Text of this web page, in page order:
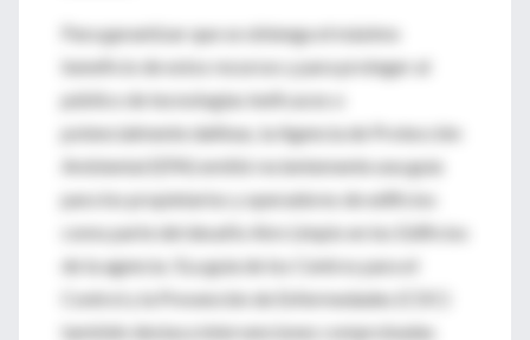
Para garantizar que se obtenga el máximo
beneficio de estos recursos y para proteger al
público de tecnologías ineficaces o
potencialmente dañinas, la Agencia de Protección
Ambiental (EPA) emitió recientemente una guía
para los propietarios y operadores de edificios
como parte del desafío Aire Limpio en los Edificios
de la agencia. 5La guía de los Centros para el
Control y la Prevención de Enfermedades (CDC)
también destaca intervenciones comprobadas